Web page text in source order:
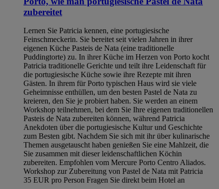
zubereitet
Lernen Sie Patricia kennen, eine portugiesische
Feinschmeckerin. Sie bereitet seit vielen Jahren in ihrer
eigenen Küche Pasteis de Nata (eine traditionelle
Puddingtorte) zu. In ihrer Küche im Herzen von Porto kocht
Patricia traditionelle Gerichte und teilt ihre Leidenschaft für
die portugiesische Küche sowie ihre Rezepte mit ihren
Gästen. In ihrem für Porto typischen Haus wird sie viele
Geheimnisse enthüllen, um den besten Pastel de Nata zu
kreieren, den Sie je probiert haben. Sie werden an einem
Workshop teilnehmen, bei dem Sie Ihre eigenen traditionellen
Pasteis de Nata zubereiten können, während Patricia
Anekdoten über die portugiesische Kultur und Geschichte
zum Besten gibt. Nachdem Sie sich mit ihr über kulinarische
Themen ausgetauscht haben genießen Sie eine Mahlzeit, die
Sie zusammen mit dieser leidenschaftlichen Köchin
zubereiten. Empfohlen vom Mercure Porto Centro Aliados.
Workshop zur Zubereitung von Pastel de Nata mit Patricia
35 EUR pro Person Fragen Sie direkt beim Hotel an